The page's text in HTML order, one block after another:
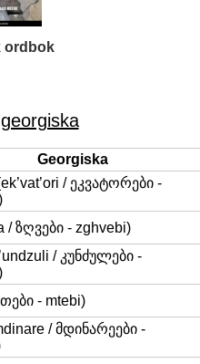
ordbok
Georgiska
/ ეკვატორები -
/ ზღვები - zghvebi)
/ კუნძულები -
- mtebi)
/ მდინარეები -